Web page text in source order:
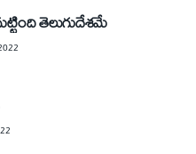
తెలుగుదేశమే